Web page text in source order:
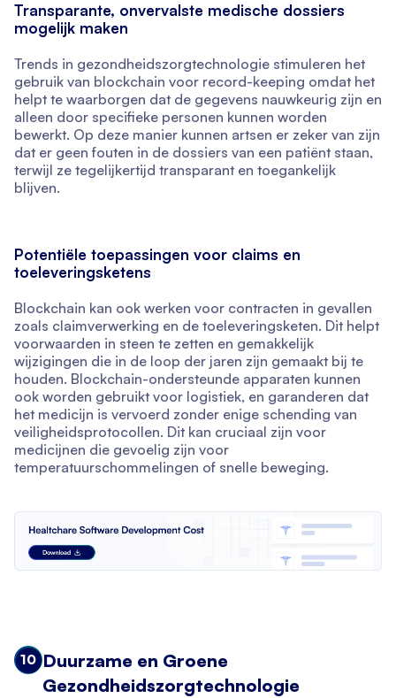
Transparante, onvervalste medische dossiers
mogelijk maken
Trends in gezondheidszorgtechnologie stimuleren het
gebruik van blockchain voor record-keeping omdat het
helpt te waarborgen dat de gegevens nauwkeurig zijn en
alleen door specifieke personen kunnen worden
bewerkt. Op deze manier kunnen artsen er zeker van zijn
dat er geen fouten in de dossiers van een patiënt staan,
terwijl ze tegelijkertijd transparant en toegankelijk
blijven.
Potentiële toepassingen voor claims en
toeleveringsketens
Blockchain kan ook werken voor contracten in gevallen
zoals claimverwerking en de toeleveringsketen. Dit helpt
voorwaarden in steen te zetten en gemakkelijk
wijzigingen die in de loop der jaren zijn gemaakt bij te
houden. Blockchain-ondersteunde apparaten kunnen
ook worden gebruikt voor logistiek, en garanderen dat
het medicijn is vervoerd zonder enige schending van
veiligheidsprotocollen. Dit kan cruciaal zijn voor
medicijnen die gevoelig zijn voor
temperatuurschommelingen of snelle beweging.
10 Duurzame en Groene
Gezondheidszorgtechnologie